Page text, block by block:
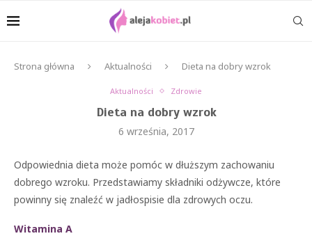
Strona główna Aktualności Dieta na dobry wzrok
Aktualności Zdrowie
Dieta na dobry wzrok
6 września, 2017
Odpowiednia dieta może pomóc w dłuższym zachowaniu
dobrego wzroku. Przedstawiamy składniki odżywcze, które
powinny się znaleźć w jadłospisie dla zdrowych oczu.
Witamina A